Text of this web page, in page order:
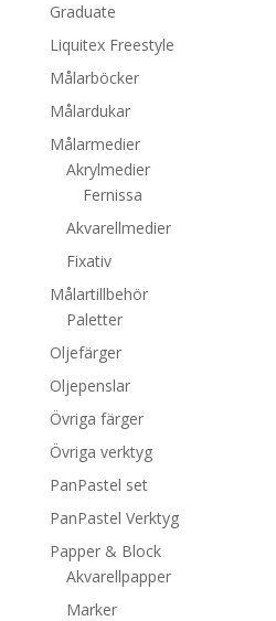
Graduate
Liquitex Freestyle
Målarböcker
Målardukar
Målarmedier
Akrylmedier
Fernissa
Akvarellmedier
Fixativ
Målartillbehör
Paletter
Oljefärger
Oljepenslar
Övriga färger
Övriga verktyg
PanPastel set
PanPastel Verktyg
Papper & Block
Akvarellpapper
Marker